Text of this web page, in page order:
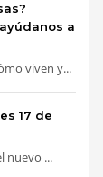
a
viven y...
17 de
nuevo ...